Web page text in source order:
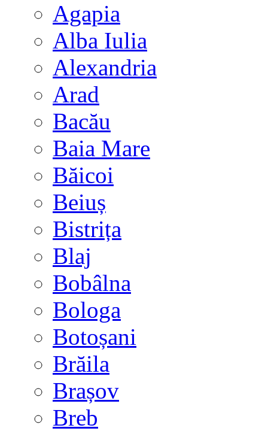
Agapia
Alba Iulia
Alexandria
Arad
Bacău
Baia Mare
Băicoi
Beiuș
Bistrița
Blaj
Bobâlna
Bologa
Botoșani
Brăila
Brașov
Breb